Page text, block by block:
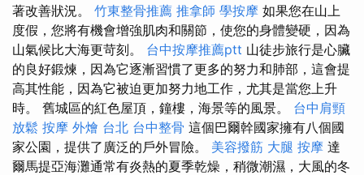
著改善狀況。 竹東整骨推薦 推拿師 學按摩 如果您在山上
度假，您將有機會增強肌肉和關節，使您的身體變硬，因為
山氣候比大海更苛刻。 台中按摩推薦ptt 山徒步旅行是心臟
的良好鍛煉，因為它逐漸習慣了更多的努力和肺部，這會提
高其性能，因為它被迫更加努力地工作，尤其是當您上升
時。 舊城區的紅色屋頂，鐘樓，海景等的風景。 台中肩頸
放鬆 按摩 外燴 台北 台中整骨 這個巴爾幹國家擁有八個國
家公園，提供了廣泛的戶外冒險。 美容撥筋 大腿 按摩 達
爾馬提亞海灘通常有炎熱的夏季乾燥，稍微潮濕，大風的冬